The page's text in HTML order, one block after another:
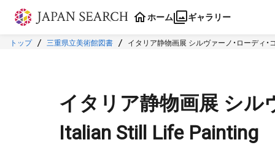
本文に飛ぶ
ホーム ギャラリー
トップ 三重県立美術館図書 イタリア静物画展 シルヴァーノ・ローディ
イタリア静物画展 シル
Italian Still Life Painting